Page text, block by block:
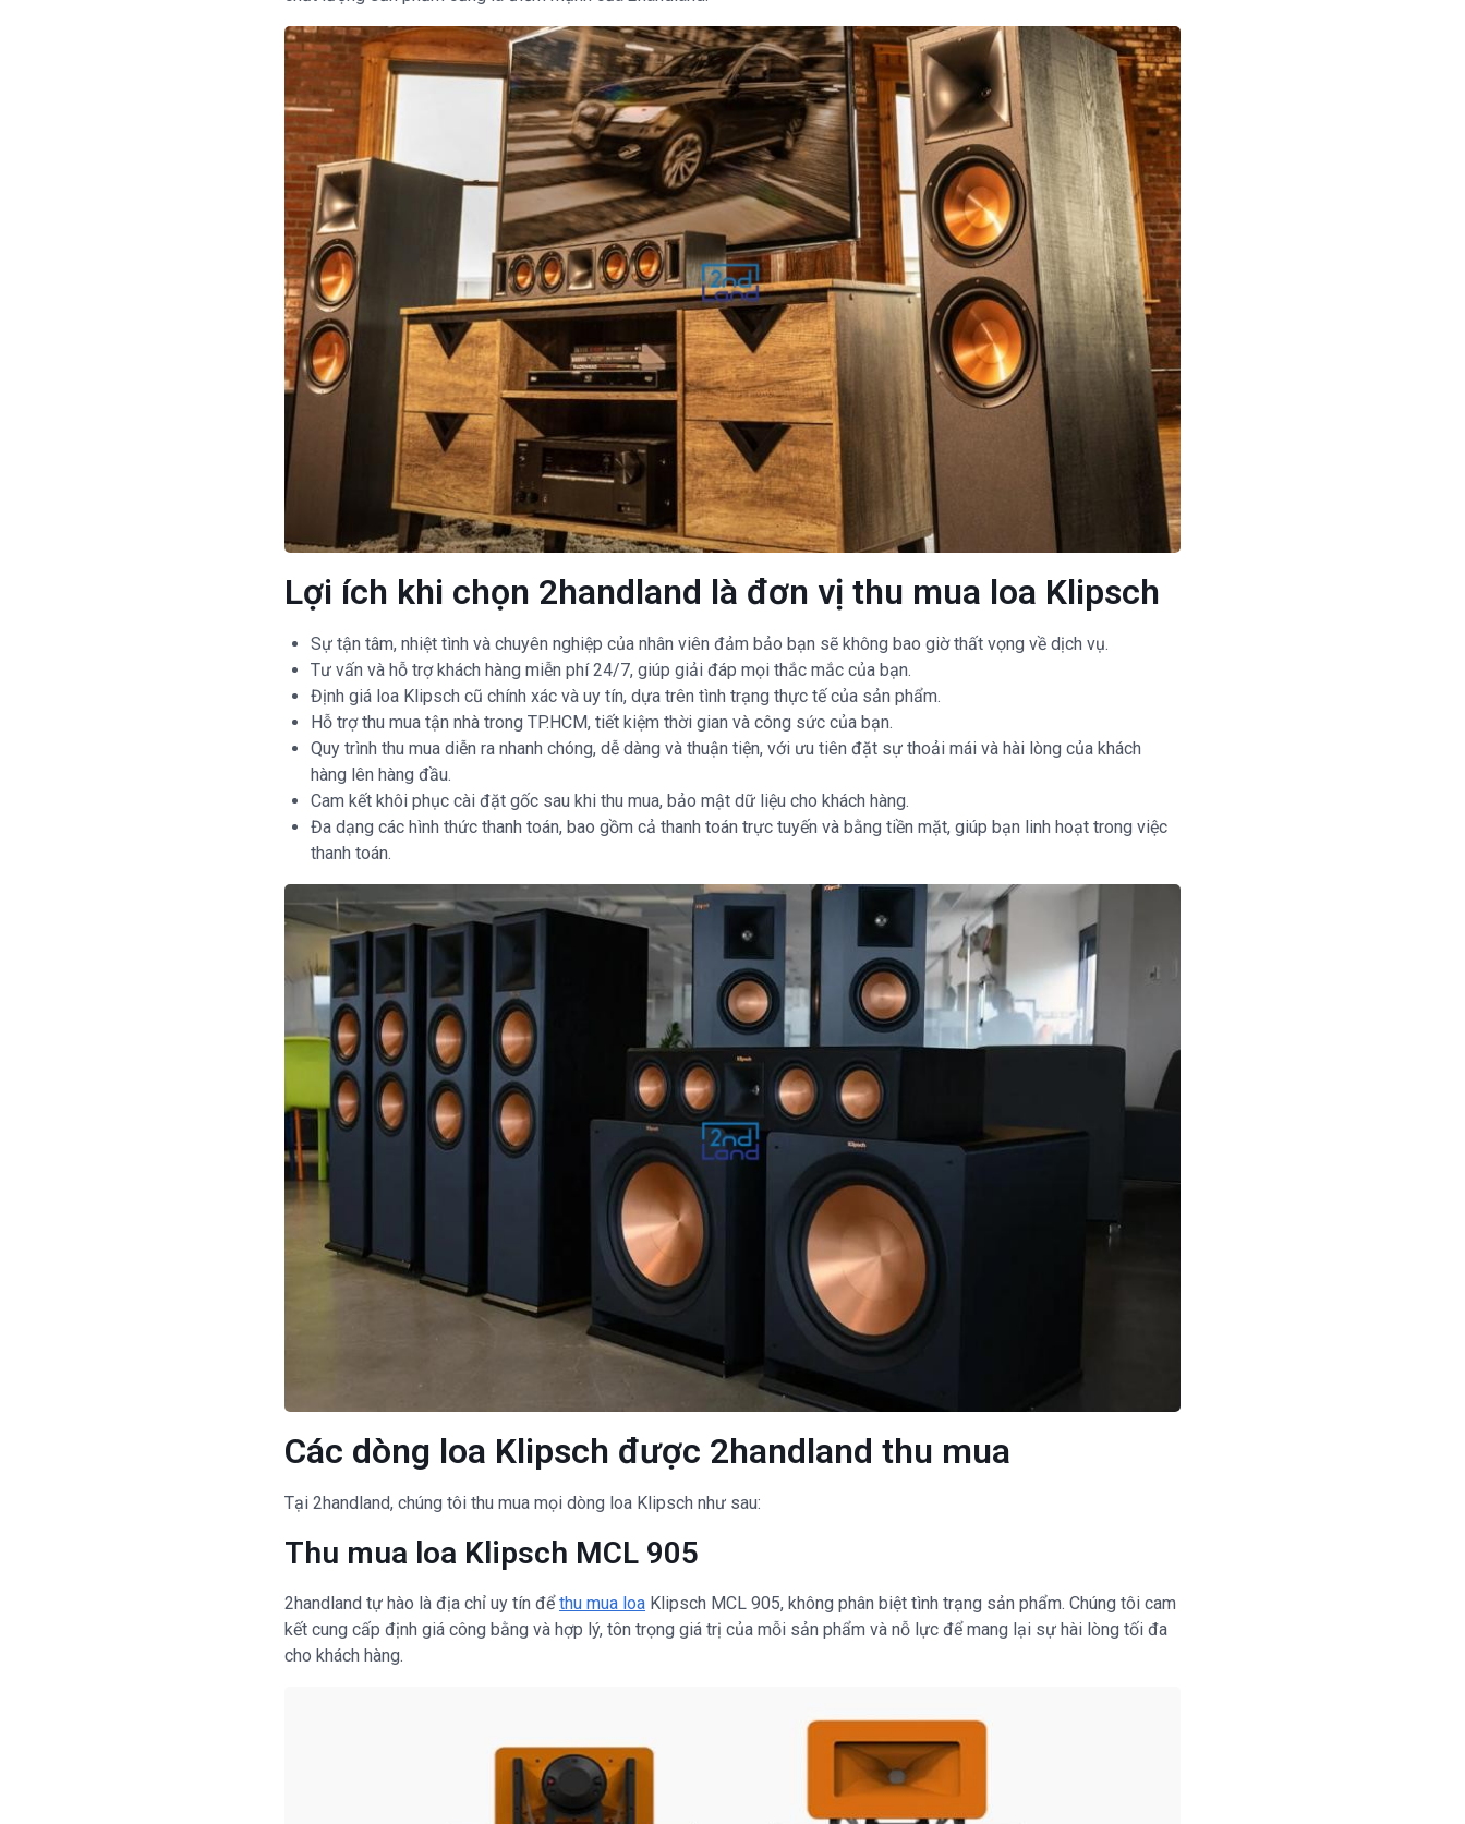
Lợi ích khi chọn 2handland là đơn vị thu mua loa Klipsch
Sự tận tâm, nhiệt tình và chuyên nghiệp của nhân viên đảm bảo bạn sẽ không bao giờ thất vọng về dịch vụ.
Tư vấn và hỗ trợ khách hàng miễn phí 24/7, giúp giải đáp mọi thắc mắc của bạn.
Định giá loa Klipsch cũ chính xác và uy tín, dựa trên tình trạng thực tế của sản phẩm.
Hỗ trợ thu mua tận nhà trong TP.HCM, tiết kiệm thời gian và công sức của bạn.
Quy trình thu mua diễn ra nhanh chóng, dễ dàng và thuận tiện, với ưu tiên đặt sự thoải mái và hài lòng của khách
hàng lên hàng đầu.
Cam kết khôi phục cài đặt gốc sau khi thu mua, bảo mật dữ liệu cho khách hàng.
Đa dạng các hình thức thanh toán, bao gồm cả thanh toán trực tuyến và bằng tiền mặt, giúp bạn linh hoạt trong việc
thanh toán.
Các dòng loa Klipsch được 2handland thu mua
Tại 2handland, chúng tôi thu mua mọi dòng loa Klipsch như sau:
Thu mua loa Klipsch MCL 905
2handland tự hào là địa chỉ uy tín đểthu mua loa Klipsch MCL 905, không phân biệt tình trạng sản phẩm. Chúng tôi cam
kết cung cấp định giá công bằng và hợp lý, tôn trọng giá trị của mỗi sản phẩm và nỗ lực để mang lại sự hài lòng tối đa
cho khách hàng.